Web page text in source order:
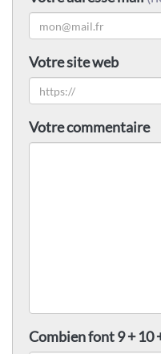
Votre site web
Votre commentaire
Combien font 9 + 10